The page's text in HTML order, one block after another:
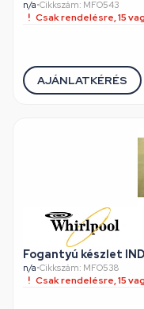
n/a•Cikkszám: MFO543
Csak rendelésre, 15
AJÁNLATKÉRÉS
Fogantyú készlet
n/a•Cikkszám: MFO538
Csak rendelésre, 15